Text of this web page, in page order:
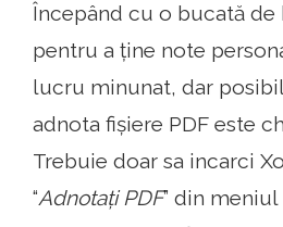
Începând cu o bucată de
pentru a ține note
lucru minunat, dar
adnota fișiere PDF este
Trebuie doar sa incarci
“Adnotați PDF” din